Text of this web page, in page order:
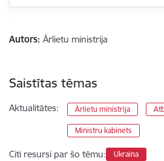
Autors: Ārlietu ministrija
Saistītas tēmas
Aktualitātes: Ārlietu ministrija
Ministru kabinets
Citi resursi par šo tēmu: Ukraina